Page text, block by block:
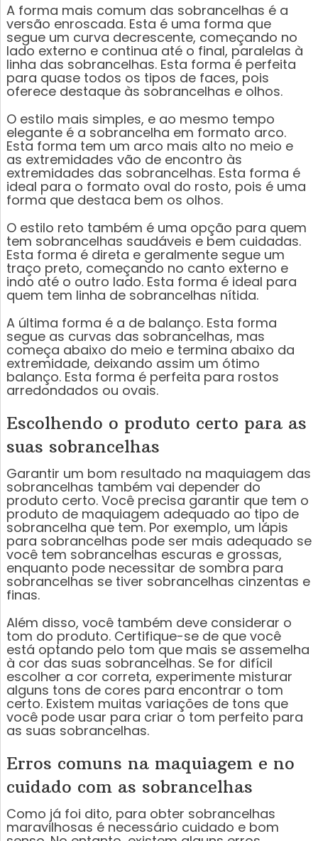
A forma mais comum das sobrancelhas é a
versão enroscada. Esta é uma forma que
segue um curva decrescente, começando no
lado externo e continua até o final, paralelas à
linha das sobrancelhas. Esta forma é perfeita
para quase todos os tipos de faces, pois
oferece destaque às sobrancelhas e olhos.
O estilo mais simples, e ao mesmo tempo
elegante é a sobrancelha em formato arco.
Esta forma tem um arco mais alto no meio e
as extremidades vão de encontro às
extremidades das sobrancelhas. Esta forma é
ideal para o formato oval do rosto, pois é uma
forma que destaca bem os olhos.
O estilo reto também é uma opção para quem
tem sobrancelhas saudáveis e bem cuidadas.
Esta forma é direta e geralmente segue um
traço preto, começando no canto externo e
indo até o outro lado. Esta forma é ideal para
quem tem linha de sobrancelhas nítida.
A última forma é a de balanço. Esta forma
segue as curvas das sobrancelhas, mas
começa abaixo do meio e termina abaixo da
extremidade, deixando assim um ótimo
balanço. Esta forma é perfeita para rostos
arredondados ou ovais.
Escolhendo o produto certo para as
suas sobrancelhas
Garantir um bom resultado na maquiagem das
sobrancelhas também vai depender do
produto certo. Você precisa garantir que tem o
produto de maquiagem adequado ao tipo de
sobrancelha que tem. Por exemplo, um lápis
para sobrancelhas pode ser mais adequado se
você tem sobrancelhas escuras e grossas,
enquanto pode necessitar de sombra para
sobrancelhas se tiver sobrancelhas cinzentas e
finas.
Além disso, você também deve considerar o
tom do produto. Certifique-se de que você
está optando pelo tom que mais se assemelha
à cor das suas sobrancelhas. Se for difícil
escolher a cor correta, experimente misturar
alguns tons de cores para encontrar o tom
certo. Existem muitas variações de tons que
você pode usar para criar o tom perfeito para
as suas sobrancelhas.
Erros comuns na maquiagem e no
cuidado com as sobrancelhas
Como já foi dito, para obter sobrancelhas
maravilhosas é necessário cuidado e bom